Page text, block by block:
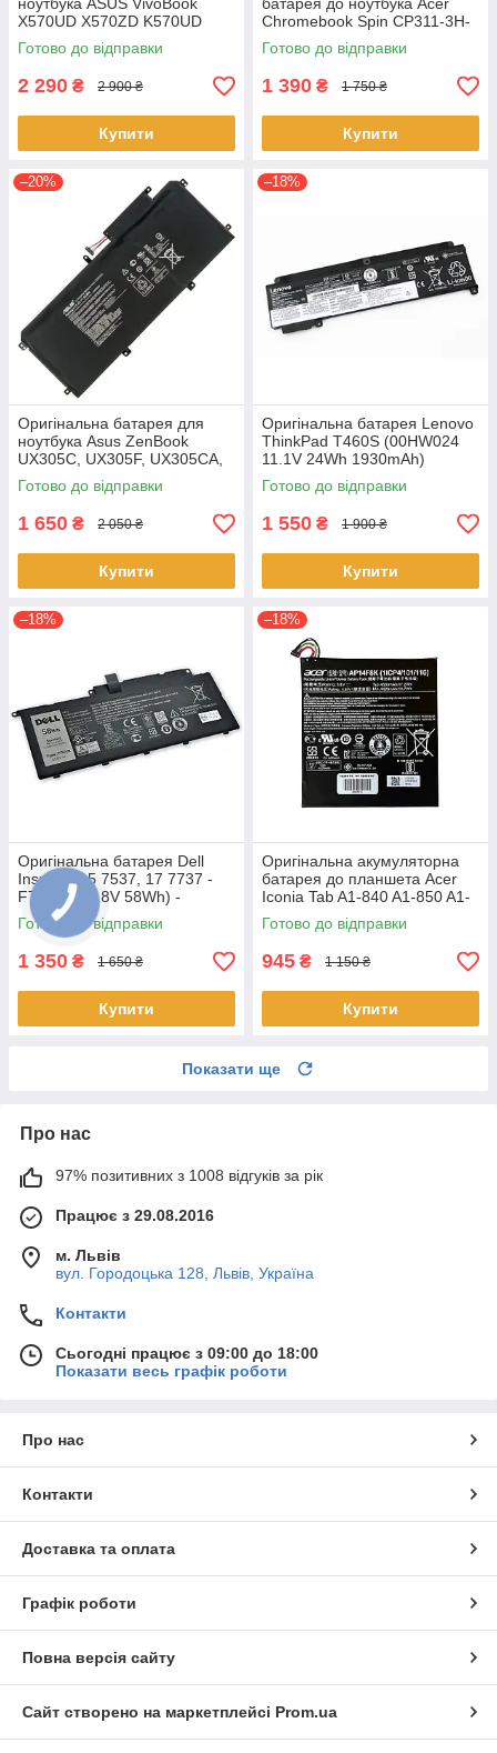
ноутбука ASUS VivoBook
X570UD X570ZD K570UD
K570ZD R570UD R570ZD
F570UD - B31N1723
Готово до відправки
2 290 ₴ 2 900 ₴
Купити
батарея до ноутбука Acer
Chromebook Spin CP311-3H-
K2RJ CP311-2H-C679 CP513-
1HL CP513-1H - AP16L8J
Готово до відправки
1 390 ₴ 1 750 ₴
Купити
–20%
Оригінальна батарея для
ноутбука Asus ZenBook
UX305C, UX305F, UX305CA,
UX305FA - C31N1411 (+11.4 V
45Wh) АКБ
Готово до відправки
1 650 ₴ 2 050 ₴
Купити
–18%
Оригінальна батарея Lenovo
ThinkPad T460S (00HW024
11.1V 24Wh 1930mAh)
Акумулятор, АКБ для
ноутбука
Готово до відправки
1 550 ₴ 1 900 ₴
Купити
–18%
Оригінальна батарея Dell
Inspiron 15 7537, 17 7737 -
F7HVR (14.8V 58Wh) -
Акумулятор, АКБ
Готово до відправки
1 350 ₴ 1 650 ₴
Купити
–18%
Оригінальна акумуляторна
батарея до планшета Acer
Iconia Tab A1-840 A1-850 A1-
860 One 8 B1-810 B1-820 B1-
830 - AP14F8K
Готово до відправки
945 ₴ 1 150 ₴
Купити
Показати ще
Про нас
97% позитивних з 1008 відгуків за рік
Працює з 29.08.2016
м. Львів
вул. Городоцька 128, Львів, Україна
Контакти
Сьогодні працює з 09:00 до 18:00
Показати весь графік роботи
Про нас
Контакти
Доставка та оплата
Графік роботи
Повна версія сайту
Сайт створено на маркетплейсі Prom.ua